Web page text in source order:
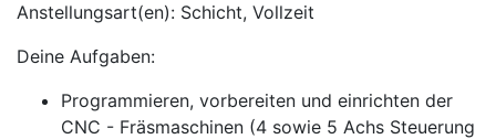
Anstellungsart(en): Schicht, Vollzeit
Deine Aufgaben:
Programmieren, vorbereiten und einrichten der
CNC - Fräsmaschinen (4 sowie 5 Achs Steuerung